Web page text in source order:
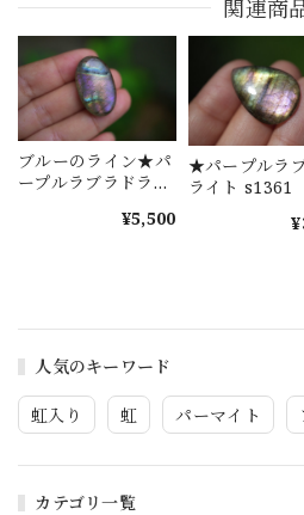
人気のキーワード
虹入り 虹 パーマイト
カテゴリ一覧
関連商
ブルーのライン★パ
ープルラブラドライ
¥5,500
★パープルラ
ライト s1361